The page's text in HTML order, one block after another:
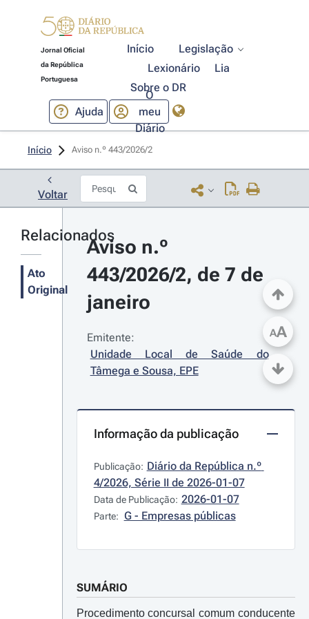
Jornal Oficial
da República
Portuguesa
Início
Legislação
Lexionário
Lia
Sobre o DR
Ajuda
O
meu
Diário
Início Aviso n.º 443/2026/2
Voltar
Relacionados
Ato
Original
Aviso n.º
443/2026/2, de 7 de
janeiro
Emitente:
Unidade Local de Saúde do
Tâmega e Sousa, EPE
Informação da publicação
Publicação: Diário da República n.º
4/2026, Série II de 2026-01-07
Data de Publicação: 2026-01-07
Parte: G - Empresas públicas
SUMÁRIO
Procedimento concursal comum conducente
AA